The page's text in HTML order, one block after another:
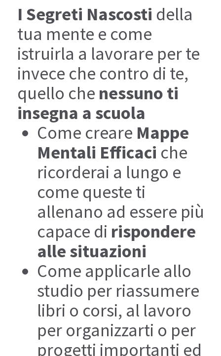
I Segreti Nascosti della
tua mente e come
istruirla a lavorare per te
invece che contro di te,
quello che nessuno ti
insegna a scuola
Come creare Mappe
Mentali Efficaci che
ricorderai a lungo e
come queste ti
allenano ad essere più
capace di rispondere
alle situazioni
Come applicarle allo
studio per riassumere
libri o corsi, al lavoro
per organizzarti o per
progetti importanti ed